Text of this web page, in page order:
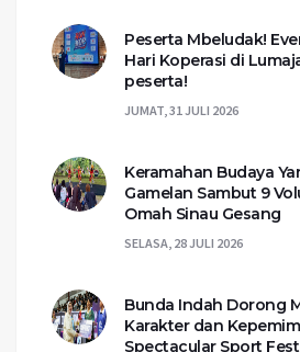
Peserta Mbeludak!
Hari Koperasi di
peserta!
JUMAT, 31 JULI 2026
Keramahan Budaya
Gamelan Sambut 9
Omah Sinau Gesang
SELASA, 28 JULI 2026
Bunda Indah Dorong
Karakter dan
Spectacular Sport